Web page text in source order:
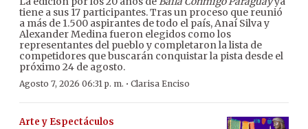
tiene a sus 17 participantes. Tras un proceso que reunió
a más de 1.500 aspirantes de todo el país, Anaí Silva y
Alexander Medina fueron elegidos como los
representantes del pueblo y completaron la lista de
competidores que buscarán conquistar la pista desde el
próximo 24 de agosto.
Agosto 7, 2026 06:31 p. m. · Clarisa Enciso
Arte y Espectáculos